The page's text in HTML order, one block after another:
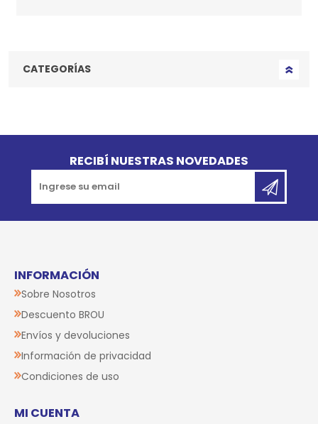
CATEGORÍAS
RECIBÍ NUESTRAS NOVEDADES
INFORMACIÓN
Sobre Nosotros
Descuento BROU
Envíos y devoluciones
Información de privacidad
Condiciones de uso
MI CUENTA